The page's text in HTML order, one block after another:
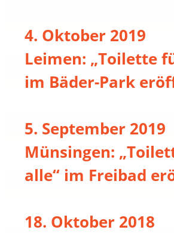
4. Oktober 2019
Leimen: „Toilette
im Bäder-Park
5. September 2019
Münsingen:
alle“ im Freibad
18. Oktober 2018